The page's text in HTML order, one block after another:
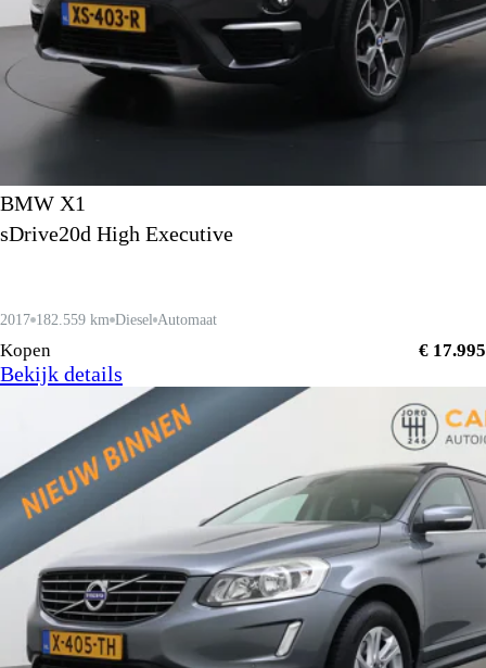
BMW X1
sDrive20d High Executive
2017 182.559 km Diesel Automaat
Kopen € 17.995
Bekijk details